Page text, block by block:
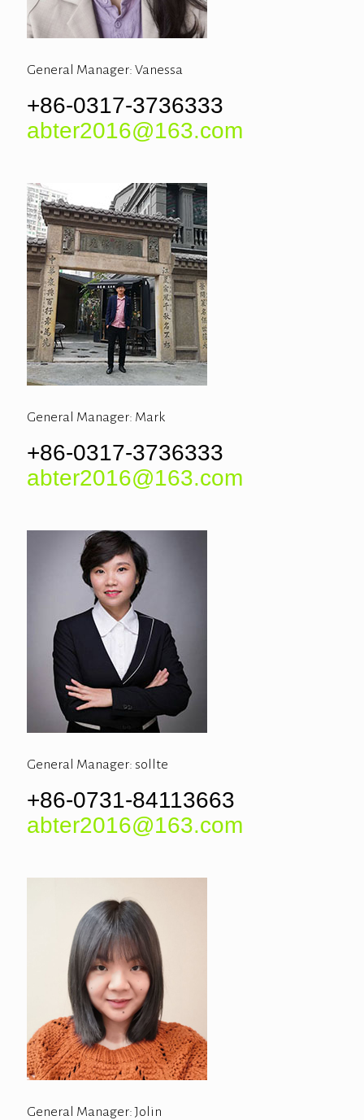
General Manager: Vanessa
+86-0317-3736333
abter2016@163.com
General Manager: Mark
+86-0317-3736333
abter2016@163.com
General Manager: sollte
+86-0731-84113663
abter2016@163.com
General Manager: Jolin